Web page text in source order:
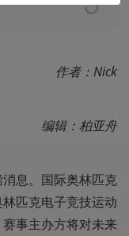
作者：Nick
编辑：柏亚舟
息。国际奥林匹克
匹克电子竞技运动
事主办方将对未来